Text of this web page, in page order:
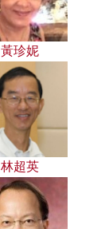
黃珍妮
林超英